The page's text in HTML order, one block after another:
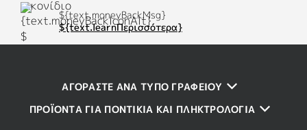
${text.moneyBackMsg}
${text.learnΠερισσότερα}
ΑΓΟΡΆΣΤΕ ΑΝΆ ΤΎΠΟ ΓΡΑΦΕΊΟΥ
ΠΡΟΪΌΝΤΑ ΓΙΑ ΠΟΝΤΊΚΙΑ ΚΑΙ ΠΛΗΚΤΡΟΛΌΓΙΑ